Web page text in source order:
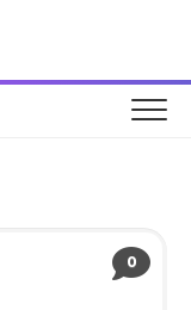
0